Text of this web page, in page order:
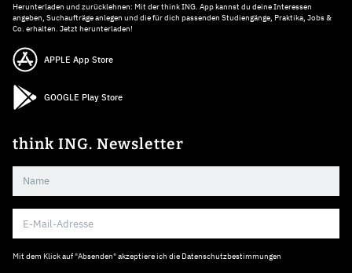
Herunterladen und zurücklehnen: Mit der think ING. App kannst du deine Interessen
angeben, Suchaufträge anlegen und die für dich passenden Studiengänge, Praktika, Jobs &
Co. erhalten. Jetzt herunterladen!
APPLE App Store
GOOGLE Play Store
think ING. Newsletter
Mit dem Klick auf "Absenden" akzeptiere ich die Datenschutzbestimmungen